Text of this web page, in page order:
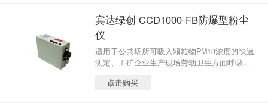
宾达绿创 CCD1000-FB防爆型粉尘
仪
适用于公共场所可吸入颗粒物PM10浓度的快速
测定、工矿企业生产现场劳动卫生方面呼吸性
点击购买